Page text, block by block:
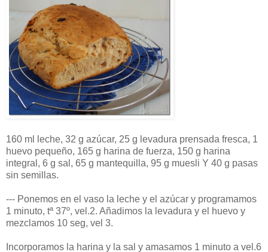
160 ml leche, 32 g azúcar, 25 g levadura prensada fresca, 1
huevo pequeño, 165 g harina de fuerza, 150 g harina
integral, 6 g sal, 65 g mantequilla, 95 g muesli Y 40 g pasas
sin semillas.
--- Ponemos en el vaso la leche y el azúcar y programamos
1 minuto, tª 37º, vel.2. Añadimos la levadura y el huevo y
mezclamos 10 seg, vel 3.
Incorporamos la harina y la sal y amasamos 1 minuto a vel.6